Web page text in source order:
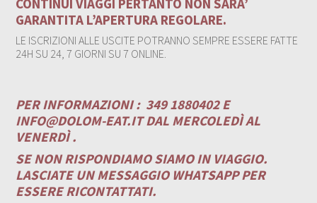
CONTINUI VIAGGI PERTANTO NON SARA’
GARANTITA L’APERTURA REGOLARE.
LE ISCRIZIONI ALLE USCITE POTRANNO SEMPRE ESSERE FATTE
24H SU 24, 7 GIORNI SU 7 ONLINE.
PER INFORMAZIONI : 349 1880402 E
INFO@DOLOM-EAT.ITDAL MERCOLEDÌ AL
VENERDÌ .
SE NON RISPONDIAMO SIAMO IN VIAGGIO.
LASCIATE UN MESSAGGIO WHATSAPP PER
ESSERE RICONTATTATI.